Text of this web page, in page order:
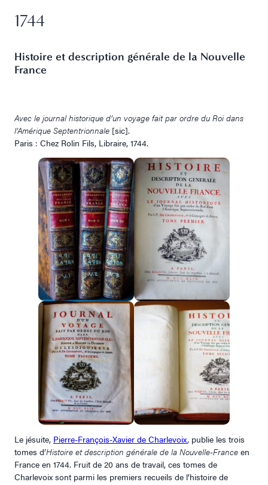
1744
Histoire et description générale de la Nouvelle
France
Avec le journal historique d’un voyage fait par ordre du Roi dans
l’Amérique Septentrionnale [sic].
Paris : Chez Rolin Fils, Libraire, 1744.
Le jésuite, Pierre-François-Xavier de Charlevoix, publie les trois
tomes d’Histoire et description générale de la Nouvelle-France en
France en 1744. Fruit de 20 ans de travail, ces tomes de
Charlevoix sont parmi les premiers recueils de l’histoire de